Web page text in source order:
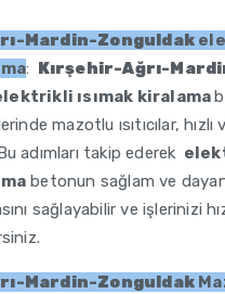
Mardin-Zonguldak
: Kırşehir-Ağrı-
ısımak kiralama
mazotlu ısıtıcılar, hızlı
adımları takip ederek
betonun sağlam ve
sağlayabilir ve işlerinizi
Mardin-Zonguldak